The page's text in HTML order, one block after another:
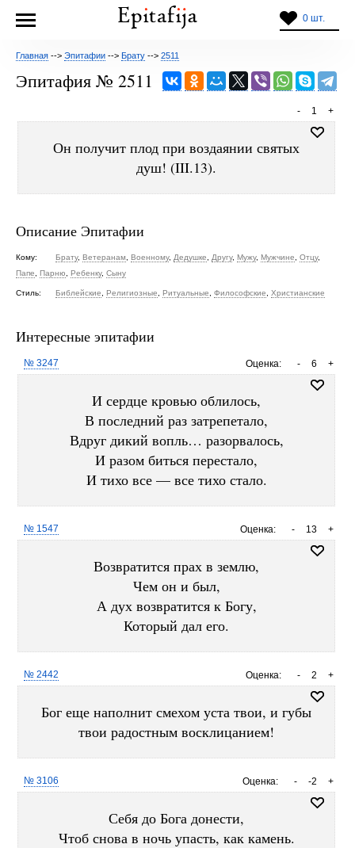
0 шт.
Главная --> Эпитафии --> Брату --> 2511
Эпитафия № 2511
+
1
-
Он получит плод при воздаянии святых
душ! (III.13).
Описание Эпитафии
Кому: Брату, Ветеранам Военному, Дедушке Другу, Мужу, Мужчине Отцу,
Папе
Парню Ребенку, Сыну
Стиль: Библейские Религиозные Ритуальные Философские Христианские
Интересные эпитафии
Оценка: +
6
-
№ 3247
И сердце кровью облилось,
В последний раз затрепетало,
Вдруг дикий вопль… разорвалось,
И разом биться перестало,
И тихо все — все тихо стало.
Оценка: +
13
-
№ 1547
Возвратится прах в землю,
Чем он и был,
А дух возвратится к Богу,
Который дал его.
Оценка: +
2
-
№ 2442
Бог еще наполнит смехом уста твои, и губы
твои радостным восклицанием!
Оценка: +
-2
-
№ 3106
Себя до Бога донести,
Чтоб снова в ночь упасть, как камень.